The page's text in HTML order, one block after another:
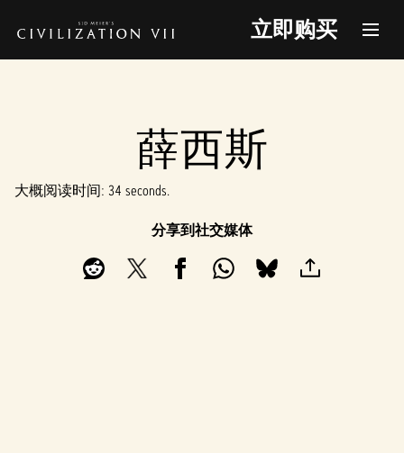
立即购买
薛西斯
大概阅读时间 34 seconds
分享到社交媒体